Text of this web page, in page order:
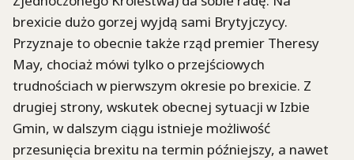
brexicie dużo gorzej wyjdą sami Brytyjczycy.
Przyznaje to obecnie także rząd premier Theresy
May, chociaż mówi tylko o przejściowych
trudnościach w pierwszym okresie po brexicie. Z
drugiej strony, wskutek obecnej sytuacji w Izbie
Gmin, w dalszym ciągu istnieje możliwość
przesunięcia brexitu na termin późniejszy, a nawet